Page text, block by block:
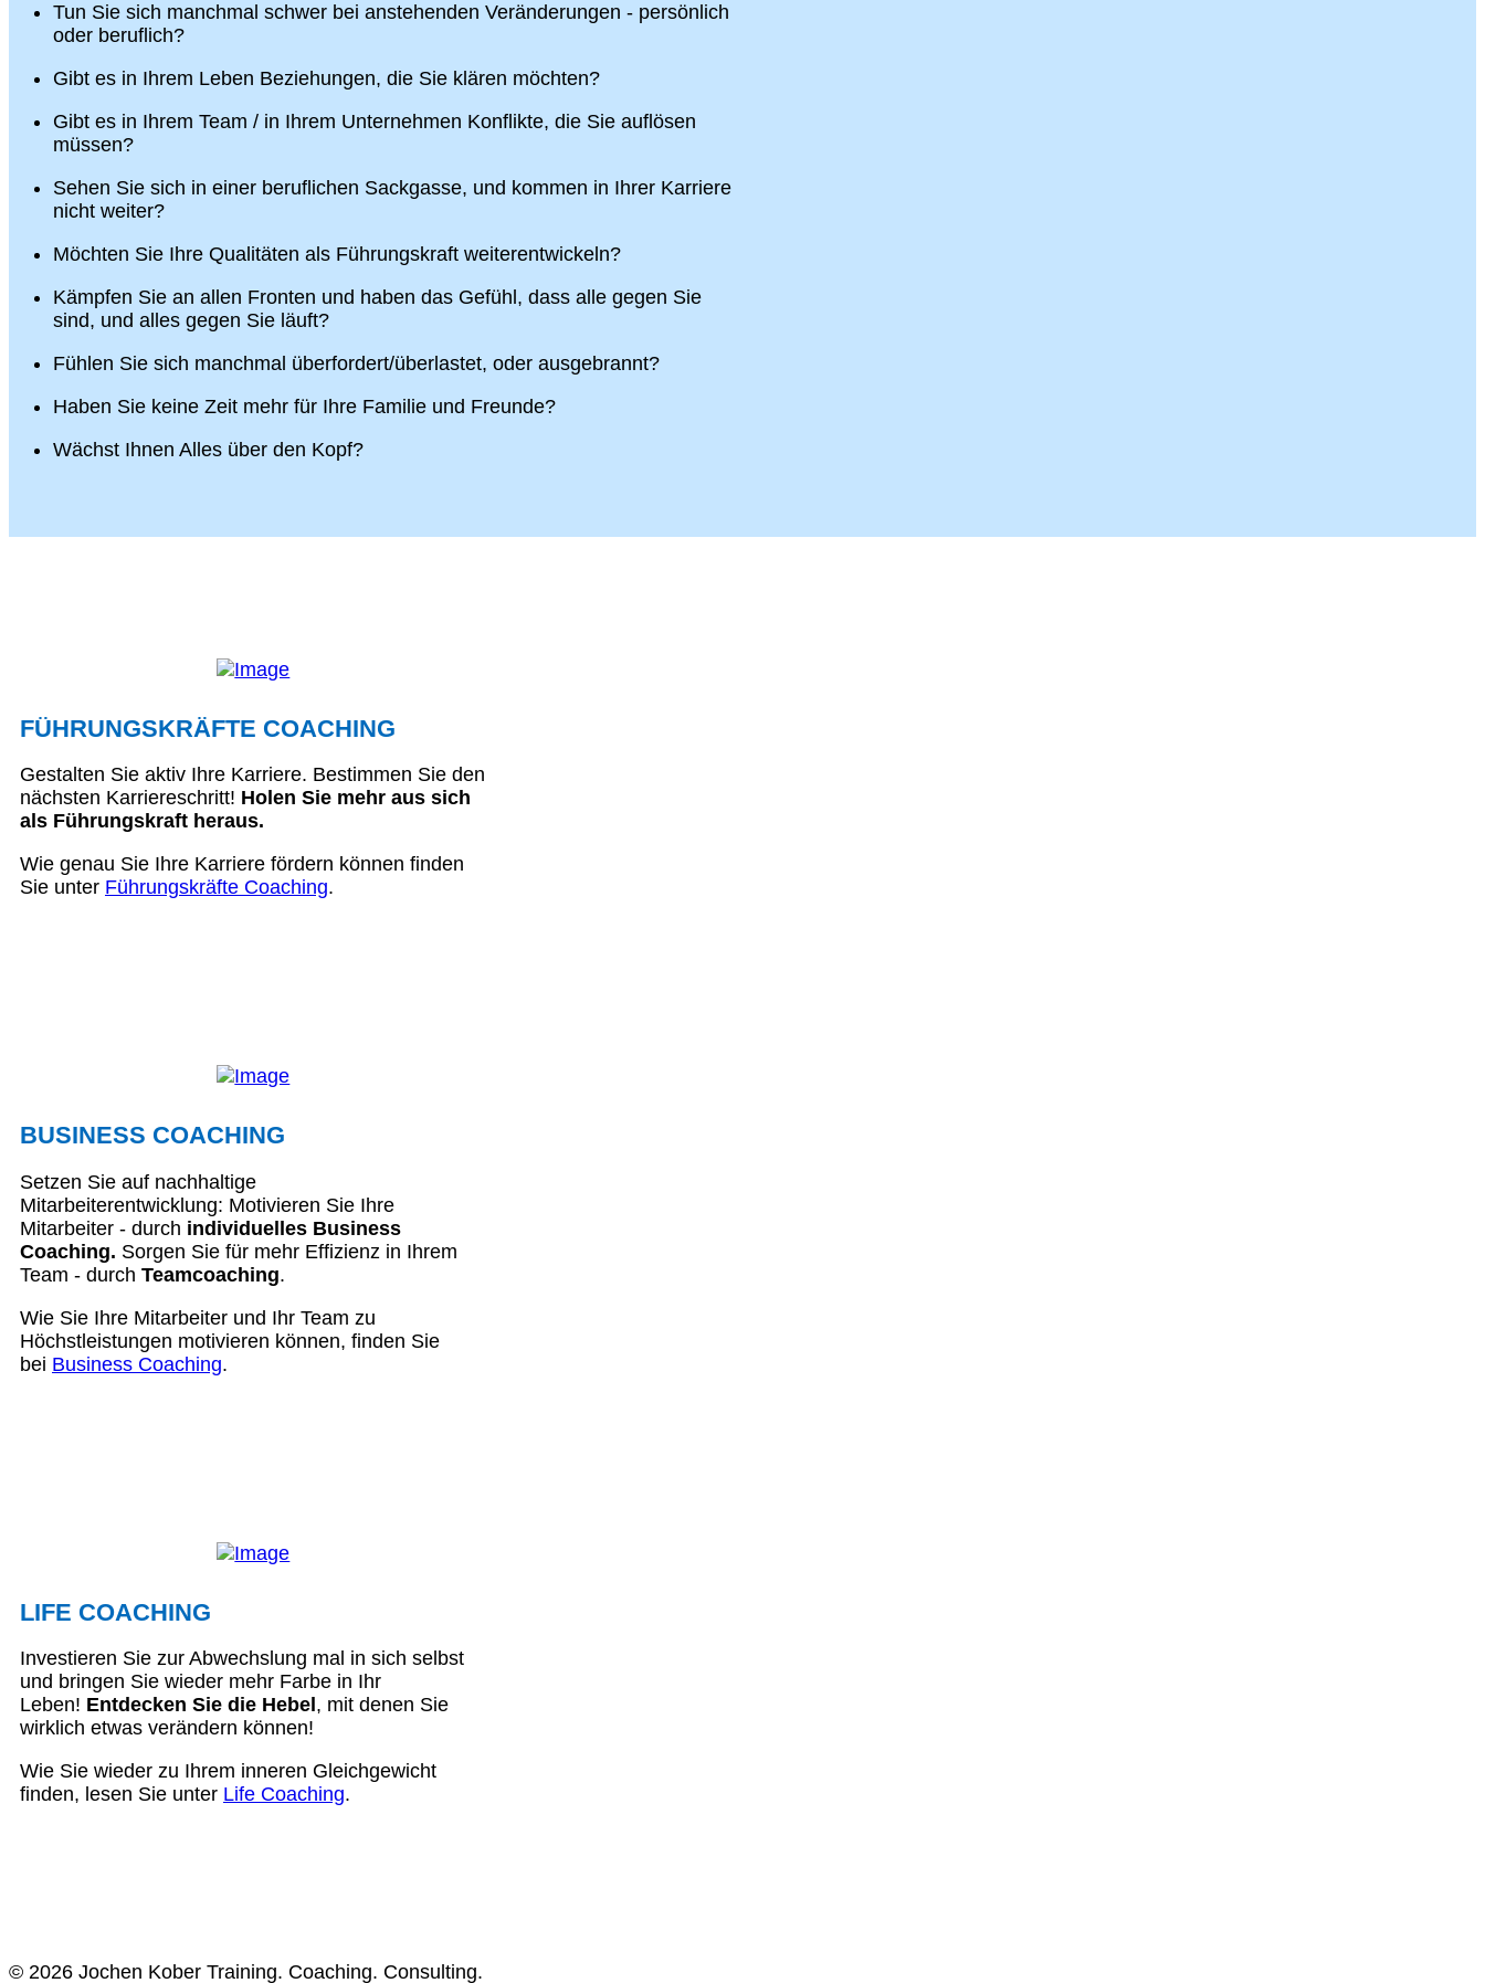
Tun Sie sich manchmal schwer bei anstehenden Veränderungen - persönlich
oder beruflich?
Gibt es in Ihrem Leben Beziehungen, die Sie klären möchten?
Gibt es in Ihrem Team / in Ihrem Unternehmen Konflikte, die Sie auflösen
müssen?
Sehen Sie sich in einer beruflichen Sackgasse, und kommen in Ihrer Karriere
nicht weiter?
Möchten Sie Ihre Qualitäten als Führungskraft weiterentwickeln?
Kämpfen Sie an allen Fronten und haben das Gefühl, dass alle gegen Sie
sind, und alles gegen Sie läuft?
Fühlen Sie sich manchmal überfordert/überlastet, oder ausgebrannt?
Haben Sie keine Zeit mehr für Ihre Familie und Freunde?
Wächst Ihnen Alles über den Kopf?
FÜHRUNGSKRÄFTE COACHING
Gestalten Sie aktiv Ihre Karriere. Bestimmen Sie den
nächsten Karriereschritt! Holen Sie mehr aus sich
als Führungskraft heraus.
Wie genau Sie Ihre Karriere fördern können finden
Sie unter Führungskräfte Coaching.
BUSINESS COACHING
Setzen Sie auf nachhaltige
Mitarbeiterentwicklung: Motivieren Sie Ihre
Mitarbeiter - durch individuelles Business
Coaching. Sorgen Sie für mehr Effizienz in Ihrem
Team - durch Teamcoaching.
Wie Sie Ihre Mitarbeiter und Ihr Team zu
Höchstleistungen motivieren können, finden Sie
bei Business Coaching.
LIFE COACHING
Investieren Sie zur Abwechslung mal in sich selbst
und bringen Sie wieder mehr Farbe in Ihr
Leben! Entdecken Sie die Hebel, mit denen Sie
wirklich etwas verändern können!
Wie Sie wieder zu Ihrem inneren Gleichgewicht
finden, lesen Sie unter Life Coaching.
© 2026 Jochen Kober Training. Coaching. Consulting.